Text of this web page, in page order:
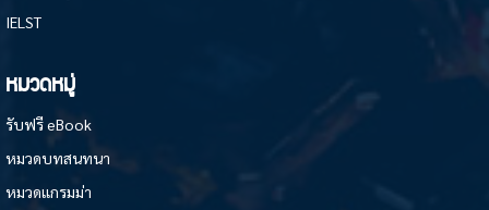
IELST
หมวดหมู่
รับฟรี eBook
หมวดบทสนทนา
หมวดแกรมม่า